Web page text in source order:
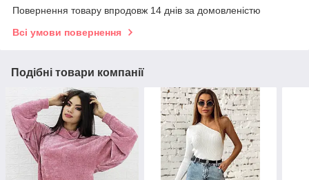
Повернення товару впродовж 14 днів за домовленістю
Всі умови повернення
Подібні товари компанії